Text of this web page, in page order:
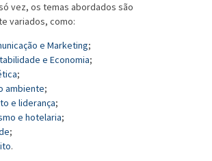
vez, os temas abordados são
variados, como:
e Marketing;
e Economia;
;
ambiente;
e liderança;
e hotelaria;
;
.